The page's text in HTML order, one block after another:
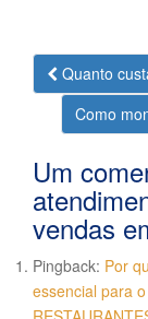
da
Quanto
Como
Um
vendas
Pingback: Por
essencial para